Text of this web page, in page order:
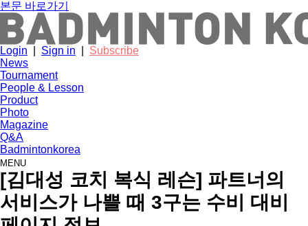
본문 바로가기
Login Sign in
Subscribe
News
Tournament
People & Lesson
Product
Photo
Magazine
Q&A
Badmintonkorea
MENU
people
[김대성 코치 복식 레슨] 파트너의
서비스가 나쁠 때 3구는 수비 대비